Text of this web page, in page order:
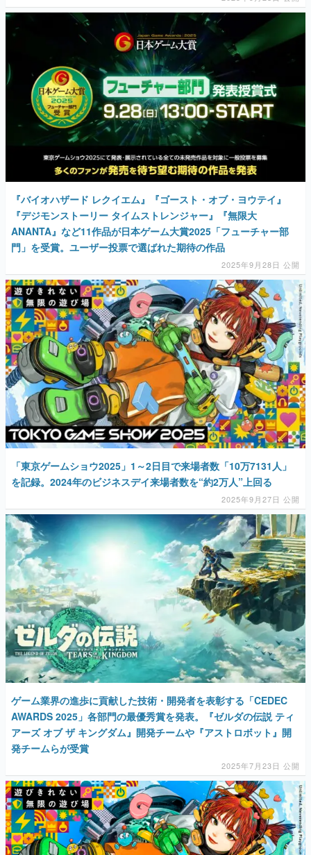
『バイオハザード レクイエム』『ゴースト・オブ・ヨウテイ』
『デジモンストーリー タイムストレンジャー』『無限大
ANANTA』など11作品が日本ゲーム大賞2025「フューチャー部
門」を受賞。ユーザー投票で選ばれた期待の作品
2025年9月28日 公開
「東京ゲームショウ2025」1～2日目で来場者数「10万7131人」
を記録。2024年のビジネスデイ来場者数を“約2万人”上回る
2025年9月27日 公開
ゲーム業界の進歩に貢献した技術・開発者を表彰する「CEDEC
AWARDS 2025」各部門の最優秀賞を発表。『ゼルダの伝説 ティ
アーズ オブ ザ キングダム』開発チームや『アストロボット』開
発チームらが受賞
2025年7月23日 公開